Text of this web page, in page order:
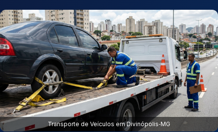
Transporte de Veículos em Divinópolis‑MG